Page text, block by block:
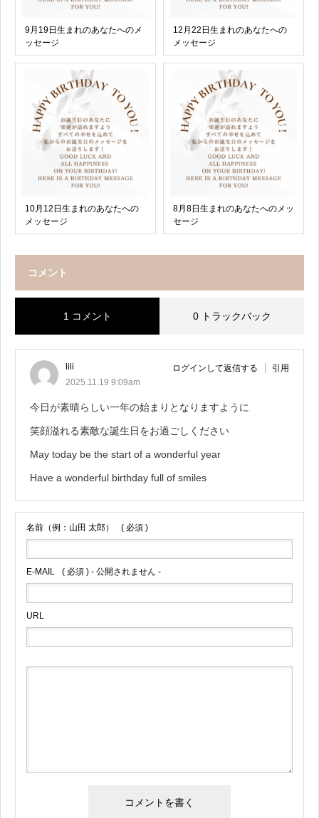
9月19日生まれのあなたへのメ
ッセージ
12月22日生まれのあなたへの
メッセージ
10月12日生まれのあなたへの
メッセージ
8月8日生まれのあなたへのメッ
セージ
コメント
1 コメント 0 トラックバック
lili
2025.11.19 9:09am
ログインして返信する 引用
今日が素晴らしい一年の始まりとなりますように
笑顔溢れる素敵な誕生日をお過ごしください
May today be the start of a wonderful year
Have a wonderful birthday full of smiles
名前（例：山田 太郎） ( 必須 )
E-MAIL ( 必須 ) - 公開されません -
URL